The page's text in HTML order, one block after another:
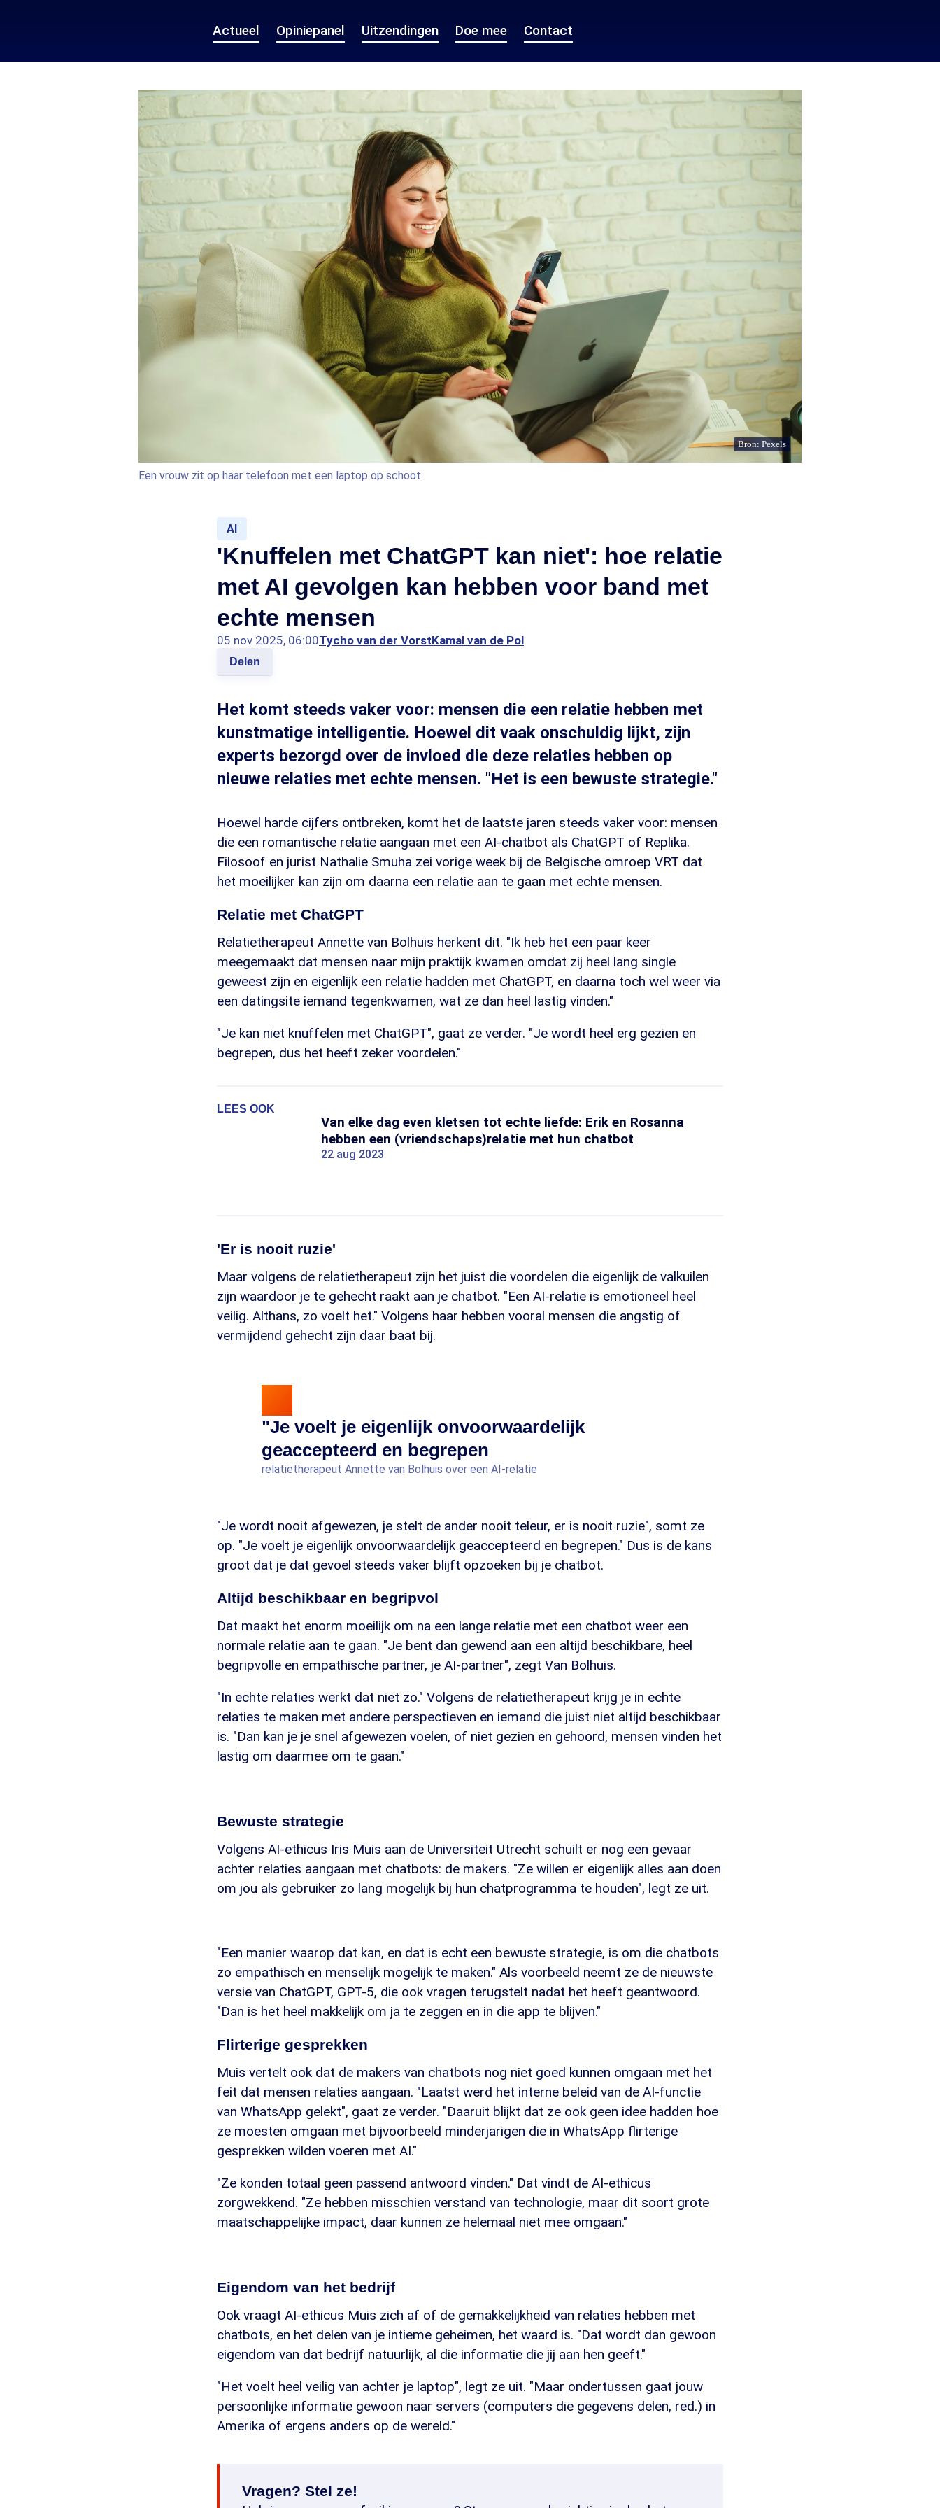
Actueel Opiniepanel Uitzendingen Doe mee Contact
Bron: Pexels
Een vrouw zit op haar telefoon met een laptop op schoot
AI
'Knuffelen met ChatGPT kan niet': hoe relatie
met AI gevolgen kan hebben voor band met
echte mensen
05 nov 2025, 06:00Tycho van der VorstKamal van de Pol
Delen
Het komt steeds vaker voor: mensen die een relatie hebben met
kunstmatige intelligentie. Hoewel dit vaak onschuldig lijkt, zijn
experts bezorgd over de invloed die deze relaties hebben op
nieuwe relaties met echte mensen. "Het is een bewuste strategie."
Hoewel harde cijfers ontbreken, komt het de laatste jaren steeds vaker voor: mensen
die een romantische relatie aangaan met een AI-chatbot als ChatGPT of Replika.
Filosoof en jurist Nathalie Smuha zei vorige week bij de Belgische omroep VRT dat
het moeilijker kan zijn om daarna een relatie aan te gaan met echte mensen.
Relatie met ChatGPT
Relatietherapeut Annette van Bolhuis herkent dit. "Ik heb het een paar keer
meegemaakt dat mensen naar mijn praktijk kwamen omdat zij heel lang single
geweest zijn en eigenlijk een relatie hadden met ChatGPT, en daarna toch wel weer via
een datingsite iemand tegenkwamen, wat ze dan heel lastig vinden."
"Je kan niet knuffelen met ChatGPT", gaat ze verder. "Je wordt heel erg gezien en
begrepen, dus het heeft zeker voordelen."
LEES OOK
Van elke dag even kletsen tot echte liefde: Erik en Rosanna
hebben een (vriendschaps)relatie met hun chatbot
22 aug 2023
'Er is nooit ruzie'
Maar volgens de relatietherapeut zijn het juist die voordelen die eigenlijk de valkuilen
zijn waardoor je te gehecht raakt aan je chatbot. "Een AI-relatie is emotioneel heel
veilig. Althans, zo voelt het." Volgens haar hebben vooral mensen die angstig of
vermijdend gehecht zijn daar baat bij.
"Je voelt je eigenlijk onvoorwaardelijk
geaccepteerd en begrepen
relatietherapeut Annette van Bolhuis over een AI-relatie
"Je wordt nooit afgewezen, je stelt de ander nooit teleur, er is nooit ruzie", somt ze
op. "Je voelt je eigenlijk onvoorwaardelijk geaccepteerd en begrepen." Dus is de kans
groot dat je dat gevoel steeds vaker blijft opzoeken bij je chatbot.
Altijd beschikbaar en begripvol
Dat maakt het enorm moeilijk om na een lange relatie met een chatbot weer een
normale relatie aan te gaan. "Je bent dan gewend aan een altijd beschikbare, heel
begripvolle en empathische partner, je AI-partner", zegt Van Bolhuis.
"In echte relaties werkt dat niet zo." Volgens de relatietherapeut krijg je in echte
relaties te maken met andere perspectieven en iemand die juist niet altijd beschikbaar
is. "Dan kan je je snel afgewezen voelen, of niet gezien en gehoord, mensen vinden het
lastig om daarmee om te gaan."
Bewuste strategie
Volgens AI-ethicus Iris Muis aan de Universiteit Utrecht schuilt er nog een gevaar
achter relaties aangaan met chatbots: de makers. "Ze willen er eigenlijk alles aan doen
om jou als gebruiker zo lang mogelijk bij hun chatprogramma te houden", legt ze uit.
"Een manier waarop dat kan, en dat is echt een bewuste strategie, is om die chatbots
zo empathisch en menselijk mogelijk te maken." Als voorbeeld neemt ze de nieuwste
versie van ChatGPT, GPT-5, die ook vragen terugstelt nadat het heeft geantwoord.
"Dan is het heel makkelijk om ja te zeggen en in die app te blijven."
Flirterige gesprekken
Muis vertelt ook dat de makers van chatbots nog niet goed kunnen omgaan met het
feit dat mensen relaties aangaan. "Laatst werd het interne beleid van de AI-functie
van WhatsApp gelekt", gaat ze verder. "Daaruit blijkt dat ze ook geen idee hadden hoe
ze moesten omgaan met bijvoorbeeld minderjarigen die in WhatsApp flirterige
gesprekken wilden voeren met AI."
"Ze konden totaal geen passend antwoord vinden." Dat vindt de AI-ethicus
zorgwekkend. "Ze hebben misschien verstand van technologie, maar dit soort grote
maatschappelijke impact, daar kunnen ze helemaal niet mee omgaan."
Eigendom van het bedrijf
Ook vraagt AI-ethicus Muis zich af of de gemakkelijkheid van relaties hebben met
chatbots, en het delen van je intieme geheimen, het waard is. "Dat wordt dan gewoon
eigendom van dat bedrijf natuurlijk, al die informatie die jij aan hen geeft."
"Het voelt heel veilig van achter je laptop", legt ze uit. "Maar ondertussen gaat jouw
persoonlijke informatie gewoon naar servers (computers die gegevens delen, red.) in
Amerika of ergens anders op de wereld."
Vragen? Stel ze!